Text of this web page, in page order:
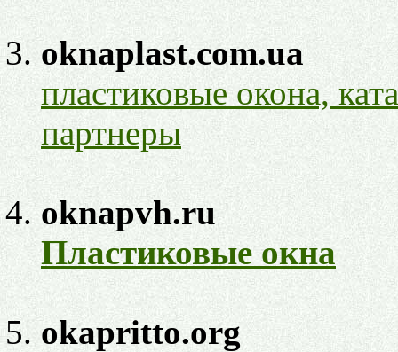
oknaplast.com.ua
пластиковые окона,
партнеры
oknapvh.ru
Пластиковые окна
okapritto.org